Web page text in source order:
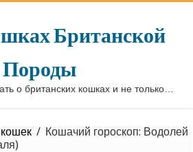
Британской
Породы
о британских кошках и не только…
/ Кошачий гороскоп: Водолей